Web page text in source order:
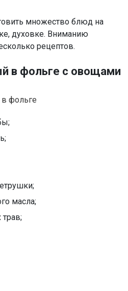
множество блюд на
духовке. Вниманию
рецептов.
в фольге с овощами
масла;
трав;